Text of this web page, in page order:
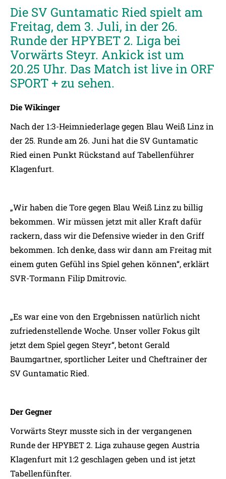
Die SV Guntamatic Ried spielt am
Freitag, dem 3. Juli, in der 26.
Runde der HPYBET 2. Liga bei
Vorwärts Steyr. Ankick ist um
20.25 Uhr. Das Match ist live in ORF
SPORT + zu sehen.
Die Wikinger
Nach der 1:3-Heimniederlage gegen Blau Weiß Linz in
der 25. Runde am 26. Juni hat die SV Guntamatic
Ried einen Punkt Rückstand auf Tabellenführer
Klagenfurt.
„Wir haben die Tore gegen Blau Weiß Linz zu billig
bekommen. Wir müssen jetzt mit aller Kraft dafür
rackern, dass wir die Defensive wieder in den Griff
bekommen. Ich denke, dass wir dann am Freitag mit
einem guten Gefühl ins Spiel gehen können“, erklärt
SVR-Tormann Filip Dmitrovic.
„Es war eine von den Ergebnissen natürlich nicht
zufriedenstellende Woche. Unser voller Fokus gilt
jetzt dem Spiel gegen Steyr“, betont Gerald
Baumgartner, sportlicher Leiter und Cheftrainer der
SV Guntamatic Ried.
Der Gegner
Vorwärts Steyr musste sich in der vergangenen
Runde der HPYBET 2. Liga zuhause gegen Austria
Klagenfurt mit 1:2 geschlagen geben und ist jetzt
Tabellenfünfter.